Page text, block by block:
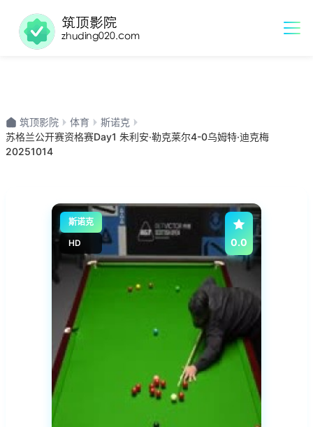
筑顶影院 体育
斯诺克
苏格兰公开赛资格赛Day1 朱利安·勒克莱尔4-0乌姆特·迪克梅
20251014
斯诺克
HD
0.0